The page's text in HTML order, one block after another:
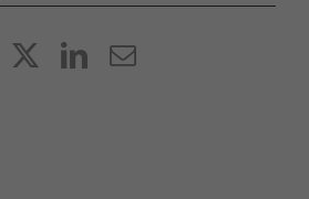
FacebookLinkedIn
E-